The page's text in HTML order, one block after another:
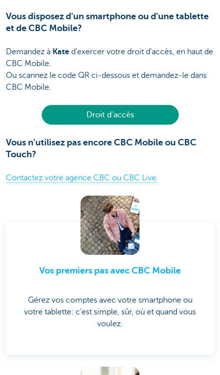
Vous disposez d'un smartphone ou d'une tablette
et de CBC Mobile?
Demandez à Kate d'exercer votre droit d'accès, en haut de
CBC Mobile.
Ou scannez le code QR ci-dessous et demandez-le dans
CBC Mobile.
Droit d'accès
Vous n'utilisez pas encore CBC Mobile ou CBC
Touch?
Contactez votre agence CBC ou CBC Live.
Vos premiers pas avec CBC Mobile
Gérez vos comptes avec votre smartphone ou
votre tablette: c'est simple, sûr, où et quand vous
voulez.